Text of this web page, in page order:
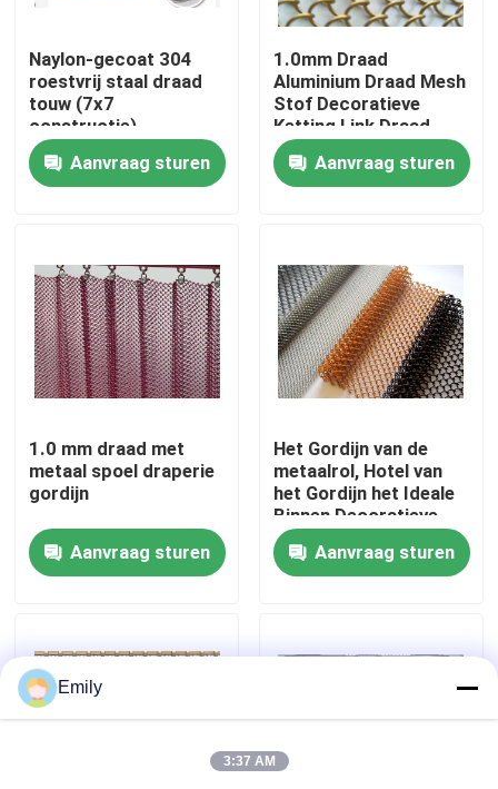
Huis
Over ons
Fabriekstocht
Neem contact met ons op
Nieuws
Het uitgebreide Netwerk van de Metaaldraad
Het geperforeerde Netwerk van de Metaaldraad
Naylon-gecoat 304
roestvrij staal draad
touw (7x7
constructie)
Aanvraag sturen
1.0mm Draad
Aluminium Draad Mesh
Stof Decoratieve
Ketting Link Draad
Mesh Gordijn
Aanvraag sturen
1.0 mm draad met
metaal spoel draperie
gordijn
Aanvraag sturen
Het Gordijn van de
metaalrol, Hotel van
het Gordijn het Ideale
Binnen Decoratieve
Mesh For Your Home
And van het Rolgordijn
Aanvraag sturen
Emily
3:37 AM